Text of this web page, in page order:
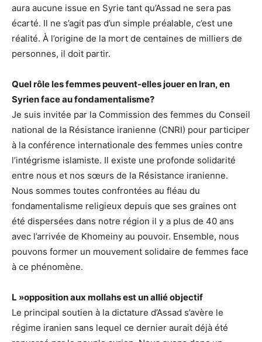
aura aucune issue en Syrie tant qu’Assad ne sera pas
écarté. Il ne s’agit pas d’un simple préalable, c’est une
réalité. À l’origine de la mort de centaines de milliers de
personnes, il doit partir.
Quel rôle les femmes peuvent-elles jouer en Iran, en
Syrien face au fondamentalisme?
Je suis invitée par la Commission des femmes du Conseil
national de la Résistance iranienne (CNRI) pour participer
à la conférence internationale des femmes unies contre
l’intégrisme islamiste. Il existe une profonde solidarité
entre nous et nos sœurs de la Résistance iranienne.
Nous sommes toutes confrontées au fléau du
fondamentalisme religieux depuis que ses graines ont
été dispersées dans notre région il y a plus de 40 ans
avec l’arrivée de Khomeiny au pouvoir. Ensemble, nous
pouvons former un mouvement solidaire de femmes face
à ce phénomène.
L »opposition aux mollahs est un allié objectif
Le principal soutien à la dictature d’Assad s’avère le
régime iranien sans lequel ce dernier aurait déjà été